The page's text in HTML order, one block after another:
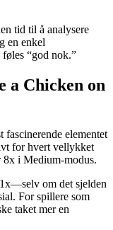
tid til å analysere
en enkel
“god nok.”
Chicken on
elementet
for hvert vellykket
8x i Medium-modus.
om det sjelden
For spillere som
taket mer en